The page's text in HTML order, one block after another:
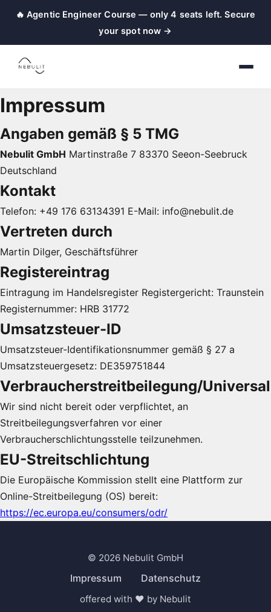
🔥 Agentic Engineer Course — only 4 seats left. Secure
your spot now →
Impressum
Angaben gemäß § 5 TMG
Nebulit GmbH Martinstraße 7 83370 Seeon-Seebruck
Deutschland
Kontakt
Telefon: +49 176 63134391 E-Mail: info@nebulit.de
Vertreten durch
Martin Dilger, Geschäftsführer
Registereintrag
Eintragung im Handelsregister Registergericht: Traunstein
Registernummer: HRB 31772
Umsatzsteuer-ID
Umsatzsteuer-Identifikationsnummer gemäß § 27 a
Umsatzsteuergesetz: DE359751844
Verbraucherstreitbeilegung/
Wir sind nicht bereit oder verpflichtet, an
Streitbeilegungsverfahren vor einer
Verbraucherschlichtungsstelle teilzunehmen.
EU-Streitschlichtung
Die Europäische Kommission stellt eine Plattform zur
Online-Streitbeilegung (OS) bereit:
https://ec.europa.eu/consumers/odr/
© 2026 Nebulit GmbH
Impressum Datenschutz
offered with ❤️ by Nebulit